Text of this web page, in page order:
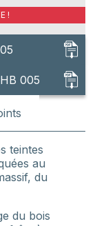
!
005
teintes
au
du
du bois